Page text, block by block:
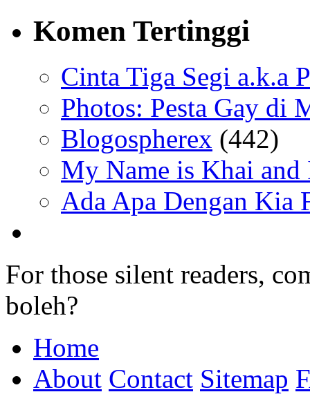
Komen Tertinggi
Cinta Tiga Segi a.k.a
Photos: Pesta Gay di
Blogospherex (442)
My Name is Khai
Ada Apa Dengan Kia
For those silent readers,
boleh?
Home
About Contact Sitemap